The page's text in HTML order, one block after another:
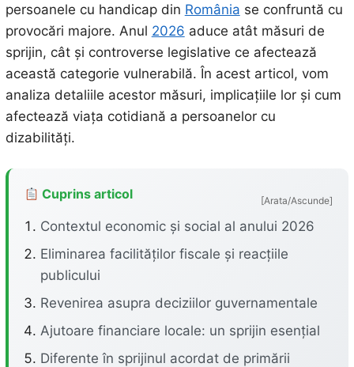
persoanele cu handicap din România se confruntă cu
provocări majore. Anul 2026 aduce atât măsuri de
sprijin, cât și controverse legislative ce afectează
această categorie vulnerabilă. În acest articol, vom
analiza detaliile acestor măsuri, implicațiile lor și cum
afectează viața cotidiană a persoanelor cu
dizabilități.
Cuprins articol [Arata/Ascunde]
Contextul economic și social al anului 2026
Eliminarea facilităților fiscale și reacțiile
publicului
Revenirea asupra deciziilor guvernamentale
Ajutoare financiare locale: un sprijin esențial
Diferente în sprijinul acordat de primării